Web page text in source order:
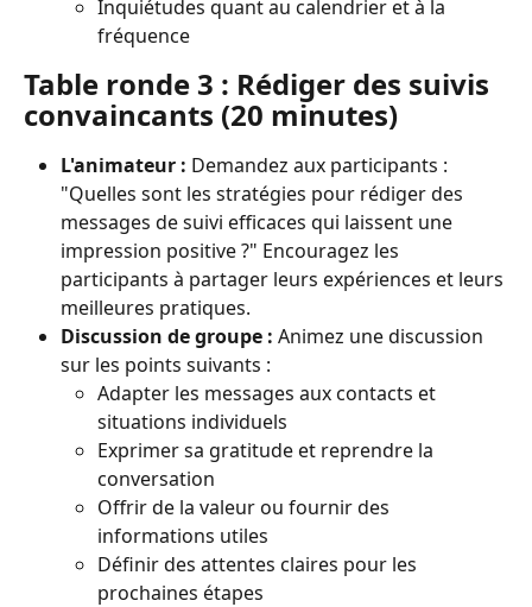
Inquiétudes quant au calendrier et à la
fréquence
Table ronde 3 : Rédiger des suivis
convaincants (20 minutes)
L'animateur : Demandez aux participants :
"Quelles sont les stratégies pour rédiger des
messages de suivi efficaces qui laissent une
impression positive ?" Encouragez les
participants à partager leurs expériences et leurs
meilleures pratiques.
Discussion de groupe : Animez une discussion
sur les points suivants :
Adapter les messages aux contacts et
situations individuels
Exprimer sa gratitude et reprendre la
conversation
Offrir de la valeur ou fournir des
informations utiles
Définir des attentes claires pour les
prochaines étapes